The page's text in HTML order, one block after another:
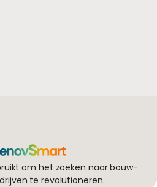
om het zoeken naar bouw-
te revolutioneren.